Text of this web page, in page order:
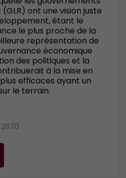
ont une vision juste
étant le
le plus proche de la
représentation de
économique
des politiques et la
à la mise en
efficaces ayant un
le terrain.
2670